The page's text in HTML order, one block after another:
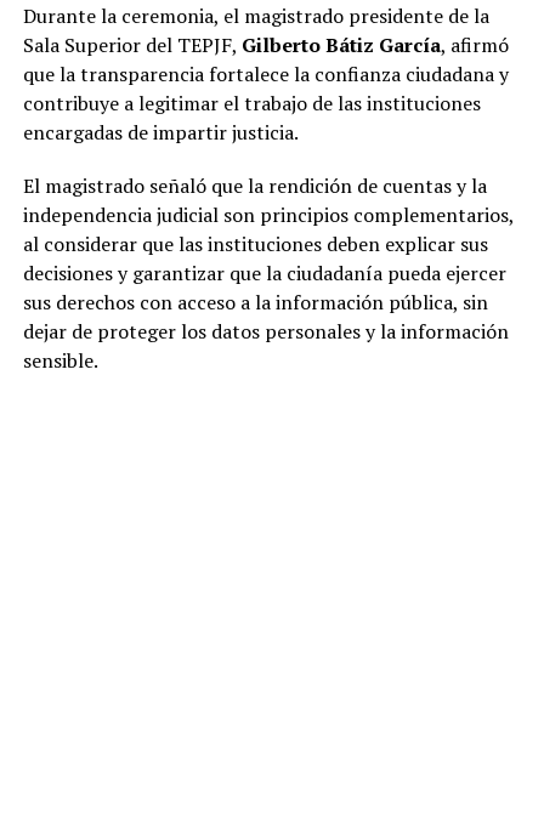
Durante la ceremonia, el magistrado presidente de la
Sala Superior del TEPJF, Gilberto Bátiz García, afirmó
que la transparencia fortalece la confianza ciudadana y
contribuye a legitimar el trabajo de las instituciones
encargadas de impartir justicia.
El magistrado señaló que la rendición de cuentas y la
independencia judicial son principios complementarios,
al considerar que las instituciones deben explicar sus
decisiones y garantizar que la ciudadanía pueda ejercer
sus derechos con acceso a la información pública, sin
dejar de proteger los datos personales y la información
sensible.